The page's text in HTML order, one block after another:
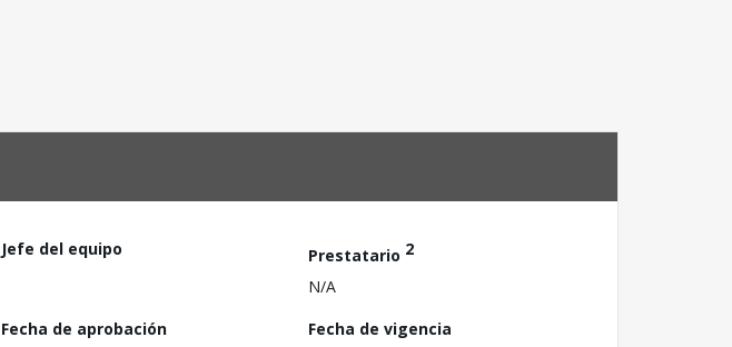
Jefe del equipo Prestatario 2
N/A
Fecha de aprobación
Fecha de vigencia